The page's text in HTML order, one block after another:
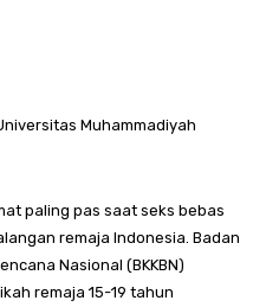
Muhammadiyah
paling pas saat seks bebas
remaja Indonesia. Badan
Nasional (BKKBN)
remaja 15-19 tahun